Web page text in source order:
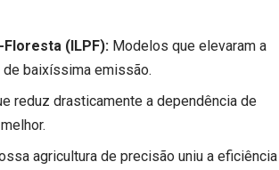
(ILPF): Modelos que elevaram a
de baixíssima emissão.
reduz drasticamente a dependência de
agricultura de precisão uniu a eficiência